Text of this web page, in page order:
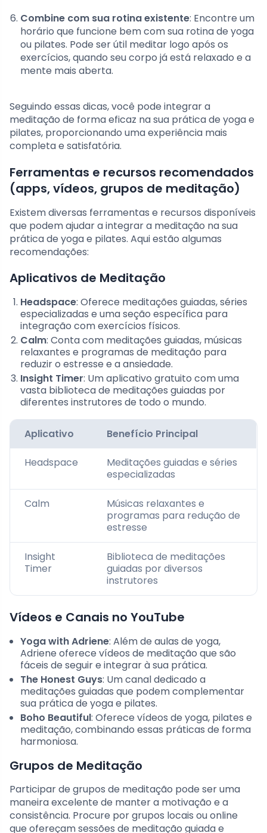
Combine com sua rotina existente: Encontre um
horário que funcione bem com sua rotina de yoga
ou pilates. Pode ser útil meditar logo após os
exercícios, quando seu corpo já está relaxado e a
mente mais aberta.
Seguindo essas dicas, você pode integrar a
meditação de forma eficaz na sua prática de yoga e
pilates, proporcionando uma experiência mais
completa e satisfatória.
Ferramentas e recursos recomendados
(apps, vídeos, grupos de meditação)
Existem diversas ferramentas e recursos disponíveis
que podem ajudar a integrar a meditação na sua
prática de yoga e pilates. Aqui estão algumas
recomendações:
Aplicativos de Meditação
Headspace: Oferece meditações guiadas, séries
especializadas e uma seção específica para
integração com exercícios físicos.
Calm: Conta com meditações guiadas, músicas
relaxantes e programas de meditação para
reduzir o estresse e a ansiedade.
Insight Timer: Um aplicativo gratuito com uma
vasta biblioteca de meditações guiadas por
diferentes instrutores de todo o mundo.
Aplicativo Benefício Principal
Headspace
Meditações guiadas e séries
especializadas
Calm
Músicas relaxantes e
programas para redução de
estresse
Insight
Timer
Biblioteca de meditações
guiadas por diversos
instrutores
Vídeos e Canais no YouTube
Yoga with Adriene: Além de aulas de yoga,
Adriene oferece vídeos de meditação que são
fáceis de seguir e integrar à sua prática.
The Honest Guys: Um canal dedicado a
meditações guiadas que podem complementar
sua prática de yoga e pilates.
Boho Beautiful: Oferece vídeos de yoga, pilates e
meditação, combinando essas práticas de forma
harmoniosa.
Grupos de Meditação
Participar de grupos de meditação pode ser uma
maneira excelente de manter a motivação e a
consistência. Procure por grupos locais ou online
que ofereçam sessões de meditação guiada e